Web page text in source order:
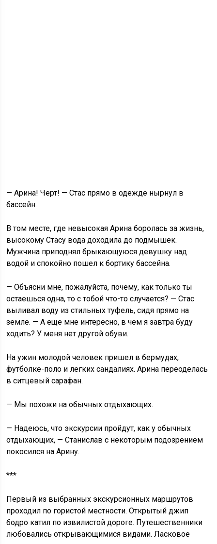
— Арина! Черт! — Стас прямо в одежде нырнул в
бассейн.
В том месте, где невысокая Арина боролась за жизнь,
высокому Стасу вода доходила до подмышек.
Мужчина приподнял брыкающуюся девушку над
водой и спокойно пошел к бортику бассейна.
— Объясни мне, пожалуйста, почему, как только ты
остаешься одна, то с тобой что-то случается? — Стас
выливал воду из стильных туфель, сидя прямо на
земле. — А еще мне интересно, в чем я завтра буду
ходить? У меня нет другой обуви.
На ужин молодой человек пришел в бермудах,
футболке-поло и легких сандалиях. Арина переоделась
в ситцевый сарафан.
— Мы похожи на обычных отдыхающих.
— Надеюсь, что экскурсии пройдут, как у обычных
отдыхающих, — Станислав с некоторым подозрением
покосился на Арину.
***
Первый из выбранных экскурсионных маршрутов
проходил по гористой местности. Открытый джип
бодро катил по извилистой дороге. Путешественники
любовались открывающимися видами. Ласковое